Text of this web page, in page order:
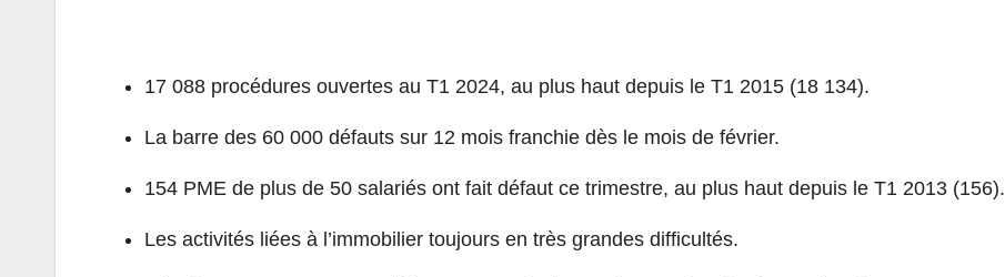
17 088 procédures ouvertes au T1 2024, au plus haut depuis le T1 2015 (18 134).
La barre des 60 000 défauts sur 12 mois franchie dès le mois de février.
154 PME de plus de 50 salariés ont fait défaut ce trimestre, au plus haut depuis le T1 2013 (156).
Les activités liées à l’immobilier toujours en très grandes difficultés.